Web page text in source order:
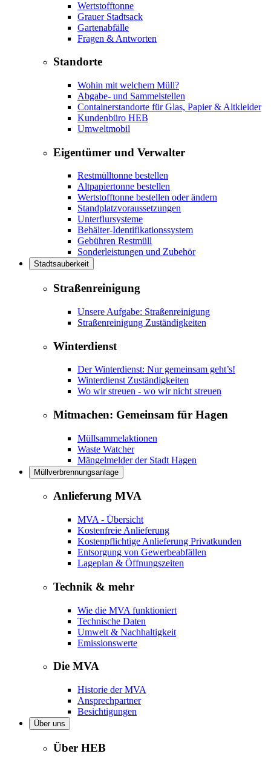
Wertstofftonne
Grauer Stadtsack
Gartenabfälle
Fragen & Antworten
Standorte
Wohin mit welchem Müll?
Abgabe- und Sammelstellen
Containerstandorte für Glas, Papier & Altkleider
Kundenbüro HEB
Umweltmobil
Eigentümer und Verwalter
Restmülltonne bestellen
Altpapiertonne bestellen
Wertstofftonne bestellen oder ändern
Standplatzvoraussetzungen
Unterflursysteme
Behälter-Identifikationssystem
Gebühren Restmüll
Sonderleistungen und Zubehör
Stadtsauberkeit
Straßenreinigung
Unsere Aufgabe: Straßenreinigung
Straßenreinigung Zuständigkeiten
Winterdienst
Der Winterdienst: Nur gemeinsam geht’s!
Winterdienst Zuständigkeiten
Wo wir streuen - wo wir nicht streuen
Mitmachen: Gemeinsam für Hagen
Müllsammelaktionen
Waste Watcher
Mängelmelder der Stadt Hagen
Müllverbrennungsanlage
Anlieferung MVA
MVA - Übersicht
Kostenfreie Anlieferung
Kostenpflichtige Anlieferung Privatkunden
Entsorgung von Gewerbeabfällen
Lageplan & Öffnungszeiten
Technik & mehr
Wie die MVA funktioniert
Technische Daten
Umwelt & Nachhaltigkeit
Emissionswerte
Die MVA
Historie der MVA
Ansprechpartner
Besichtigungen
Über uns
Über HEB